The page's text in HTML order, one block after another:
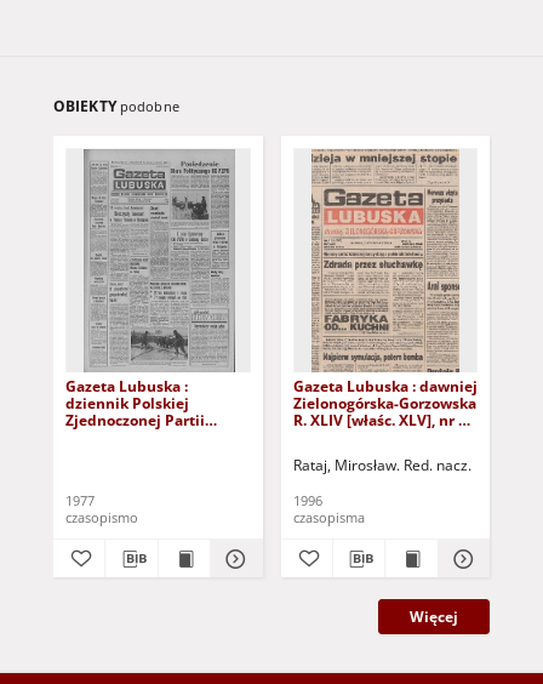
OBIEKTY podobne
Gazeta Lubuska :
dziennik Polskiej
Zjednoczonej Partii
1977
czasopismo
Gazeta Lubuska : dawniej
Zielonogórska-Gorzowska
R. XLIV [właśc. XLV], nr 52
Rataj, Mirosław. Red. nacz.
1996
czasopisma
Więcej